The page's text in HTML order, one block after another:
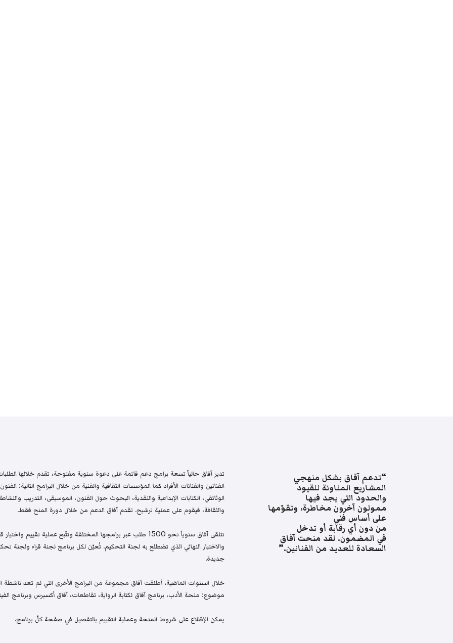
“تدعم آفاق بشكل منهجي
المشاريع المناوئة للقيود
والحدود التي يجد فيها
ممولون آخرون مخاطرة، وتقوّمها
على أساس فني
من دون أي رقابة أو تدخل
في المضمون. لقد منحت آفاق
السعادة للعديد من الفنانين.”
تدير آفاق حالياً تسعة برامج دعم قائمة على دعوة سنوية مفتوحة، تقدم خلالها
الفنانين والفنانات الأفراد كما المؤسسات الثقافية والفنية من خلال البرامج التالية:
الوثائقي، الكتابات الإبداعية والنقدية، البحوث حول الفنون، الموسيقى، التدريب
والثقافة، فيقوم على عملية ترشيح. تقدم آفاق الدعم من خلال دورة المنح فقط.
تتلقى آفاق سنوياً نحو 1500 طلب عبر برامجها المختلفة وتتّبع عملية
والاختيار النهائي الذي تضطلع به لجنة التحكيم. تُعيّن لكل برنامج لجنة قراء
جديدة.
خلال السنوات الماضية، أطلقت آفاق مجموعة من البرامج الأخرى التي لم تعد ناشطة
موضوع: منحة الأدب، برنامج آفاق لكتابة الرواية، تقاطعات، آفاق أكسبرس وبرنامج
يمكن الإطّلاع على شروط المنحة وعملية التقييم بالتفصيل في صفحة كلّ برنامج.